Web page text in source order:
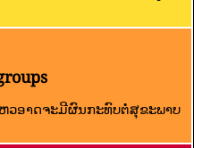
ວອາດຈະມີຜົນກະທົບຕໍ່ສຸຂະພາບ